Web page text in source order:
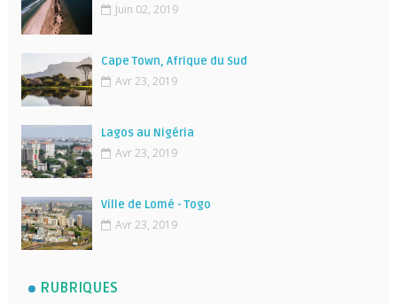
Juin 02, 2019
Cape Town, Afrique du Sud
Avr 23, 2019
Lagos au Nigéria
Avr 23, 2019
Ville de Lomé - Togo
Avr 23, 2019
RUBRIQUES